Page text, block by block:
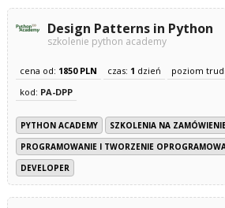
Design Patterns in Python
szkolenie python academy
cena od: 1850 PLN czas: 1 dzień poziom
kod: PA-DPP
PYTHON ACADEMY
SZKOLENIA NA
PROGRAMOWANIE I TWORZENIE
DEVELOPER